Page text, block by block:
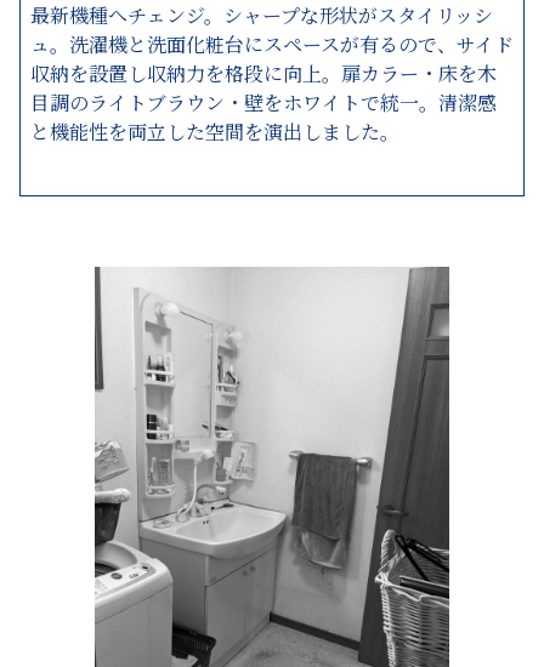
最新機種へチェンジ。シャープな形状がスタイリッシ
ュ。洗濯機と洗面化粧台にスペースが有るので、サイド
収納を設置し収納力を格段に向上。扉カラー・床を木
目調のライトブラウン・壁をホワイトで統一。清潔感
と機能性を両立した空間を演出しました。